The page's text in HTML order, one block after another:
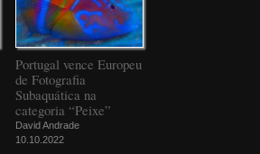
Portugal vence Europeu
de Fotografia
Subaquática na
categoria “Peixe”
David Andrade
10.10.2022